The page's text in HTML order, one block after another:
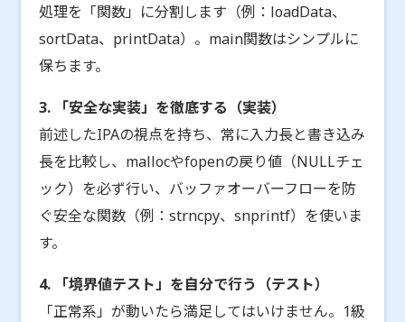
処理を「関数」に分割します（例：loadData、
sortData、printData）。main関数はシンプルに
保ちます。
3. 「安全な実装」を徹底する（実装）
前述したIPAの視点を持ち、常に入力長と書き込み
長を比較し、mallocやfopenの戻り値（NULLチェ
ック）を必ず行い、バッファオーバーフローを防
ぐ安全な関数（例：strncpy、snprintf）を使いま
す。
4. 「境界値テスト」を自分で行う（テスト）
「正常系」が動いたら満足してはいけません。1級